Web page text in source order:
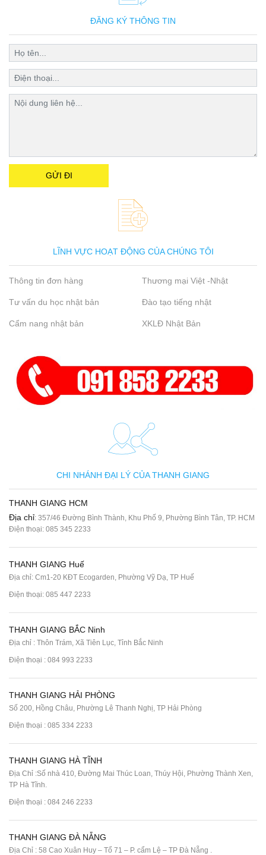
ĐĂNG KÝ THÔNG TIN
LĨNH VỰC HOẠT ĐỘNG CỦA CHÚNG TÔI
Thông tin đơn hàng Thương mại Việt -Nhật
Tư vấn du học nhật bản Đào tạo tiếng nhật
Cẩm nang nhật bản XKLĐ Nhật Bản
CHI NHÁNH ĐẠI LÝ CỦA THANH GIANG
THANH GIANG HCM
Địa chỉ: 357/46 Đường Bình Thành, Khu Phố 9, Phường Bình Tân, TP. HCM
Điện thoại: 085 345 2233
THANH GIANG Huế
Địa chỉ: Cm1-20 KĐT Ecogarden, Phường Vỹ Dạ, TP Huế
Điện thoại: 085 447 2233
THANH GIANG BẮC Ninh
Địa chỉ : Thôn Trám, Xã Tiên Lục, Tỉnh Bắc Ninh
Điện thoại : 084 993 2233
THANH GIANG HẢI PHÒNG
Số 200, Hồng Châu, Phường Lê Thanh Nghị, TP Hải Phòng
Điện thoại : 085 334 2233
THANH GIANG HÀ TĨNH
Địa Chỉ :Số nhà 410, Đường Mai Thúc Loan, Thúy Hội, Phường Thành Xen,
TP Hà Tĩnh.
Điện thoại : 084 246 2233
THANH GIANG ĐÀ NẴNG
Địa Chỉ : 58 Cao Xuân Huy – Tổ 71 – P. cẩm Lệ – TP Đà Nẵng .